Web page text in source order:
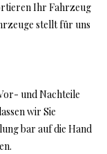
Ihr Fahrzeug
stellt für uns
und Nachteile
wir Sie
bar auf die Hand